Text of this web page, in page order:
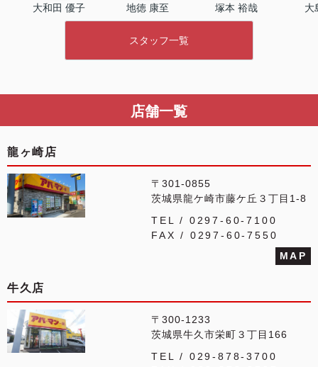
大和田 優子 地徳 康至 塚本 裕哉 大
スタッフ一覧
店舗一覧
龍ヶ崎店
〒301-0855
茨城県龍ケ崎市藤ケ丘３丁目1-8
TEL / 0297-60-7100
FAX / 0297-60-7550
MAP
牛久店
〒300-1233
茨城県牛久市栄町３丁目166
TEL / 029-878-3700